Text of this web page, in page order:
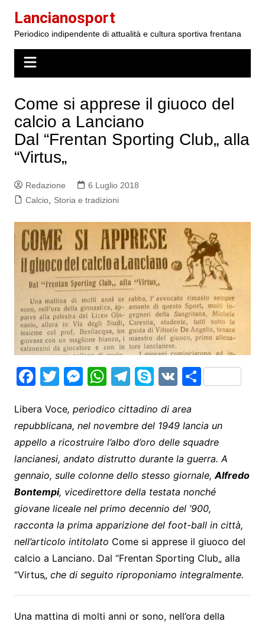
contenuto
Lancianosport
Periodico indipendente di attualità e cultura sportiva frentana
Come si apprese il giuoco del
calcio a Lanciano
Dal “Frentan Sporting Club„ alla
“Virtus„
Redazione
6 Luglio 2018
Calcio, Storia e tradizioni
F
c
e
b
o
o
k
T
itt
er
M
s
s
e
n
g
er
W
at
s
A
p
p
T
e
gr
a
m
S
y
p
e
V S
e
Libera Voce, periodico cittadino di area
repubblicana, nel novembre del 1949 lancia un
appello a ricostruire l’albo d’oro delle squadre
lancianesi, andato distrutto durante la guerra. A
gennaio, sulle colonne dello stesso giornale,Alfredo
Bontempi, vicedirettore della testata nonché
giovane liceale nel primo decennio del ’900,
racconta la prima apparizione del foot-ball in città,
nell’articolo intitolato Come si apprese il giuoco del
calcio a Lanciano. Dal “Frentan Sporting Club„ alla
“Virtus„che di seguito riproponiamo integralmente.
Una mattina di molti anni or sono, nell’ora della